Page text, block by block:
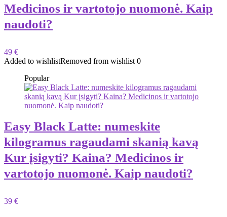
Medicinos ir vartotojo nuomonė. Kaip
naudoti?
49 €
Added to wishlistRemoved from wishlist 0
Popular
Easy Black Latte: numeskite
kilogramus ragaudami skanią kavą
Kur įsigyti? Kaina? Medicinos ir
vartotojo nuomonė. Kaip naudoti?
39 €